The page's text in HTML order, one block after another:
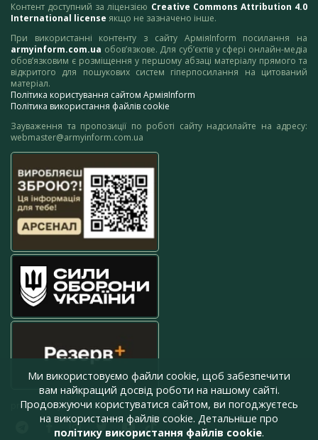
Контент доступний за ліцензією Creative Commons Attribution 4.0
International license якщо не зазначено інше.
При використанні контенту з сайту АрміяInform посилання на
armyinform.com.ua обов’язкове. Для суб’єктів у сфері онлайн-медіа
обов’язковим є розміщення у першому абзаці матеріалу прямого та
відкритого для пошукових систем гіперпосилання на цитований
матеріал.
Політика користування сайтом АрміяInform
Політика використання файлів cookie
Зауваження та пропозиції по роботі сайту надсилайте на адресу:
webmaster@armyinform.com.ua
press@armyinform.com.ua
Ми використовуємо файли cookie, щоб забезпечити
вам найкращий досвід роботи на нашому сайті.
Продовжуючи користуватися сайтом, ви погоджуєтесь
на використання файлів cookie. Детальніше про
політику використання файлів cookie.